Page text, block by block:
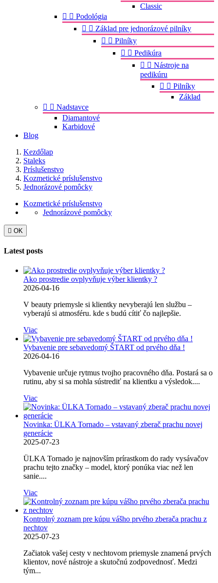
Classic
  Podológia
  Základ pre jednorázové pilníky
  Pilníky
  Pedikúra
  Nástroje na
pedikúru
  Pilníky
Základ
  Nadstavce
Diamantové
Karbidové
Blog
Kezdőlap
Staleks
Príslušenstvo
Kozmetické príslušenstvo
Jednorázové pomôcky
Kozmetické príslušenstvo
Jednorázové pomôcky
 OK
Latest posts
Ako prostredie ovplyvňuje výber klientky ?
2026-04-16
V beauty priemysle si klientky nevyberajú len službu –
vyberajú si atmosféru. kde s budú cítiť čo najlepšie.
Viac
Vybavenie pre sebavedomý ŠTART od prvého dňa !
2026-04-16
Vybavenie určuje rytmus tvojho pracovného dňa. Postará sa o
rutinu, aby si sa mohla sústrediť na klientku a výsledok....
Viac
Novinka: ÜLKA Tornado – vstavaný zberač prachu novej
generácie
2025-07-23
ÜLKA Tornado je najnovším prírastkom do rady vysávačov
prachu tejto značky – model, ktorý ponúka viac než len
sanie....
Viac
Kontrolný zoznam pre kúpu vášho prvého zberača prachu z
nechtov
2025-07-23
Začiatok vašej cesty v nechtovom priemysle znamená prvých
klientov, nové nástroje a skutočnú zodpovednosť. Medzi
tým...